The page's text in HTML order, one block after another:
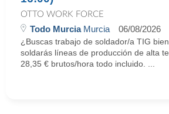
OTTO WORK FORCE
Todo MurciaMurcia 06/08/2026
¿Buscas trabajo de soldador/a TIG
soldarás líneas de producción de alta
28,35 € brutos/hora todo incluido. ...